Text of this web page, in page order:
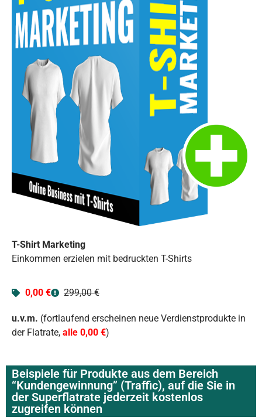
T-Shirt Marketing
Einkommen erzielen mit bedruckten T-Shirts
0,00 € 299,00 €
u.v.m. (fortlaufend erscheinen neue Verdienstprodukte in
der Flatrate, alle 0,00 €)
Beispiele für Produkte aus dem Bereich
“Kundengewinnung” (Traffic), auf die Sie in
der Superflatrate jederzeit kostenlos
zugreifen können